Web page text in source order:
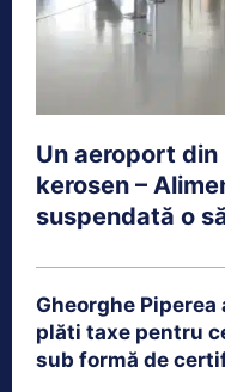
Un aeroport din
kerosen –
suspendată o
Gheorghe
plăti taxe pentru
sub formă de